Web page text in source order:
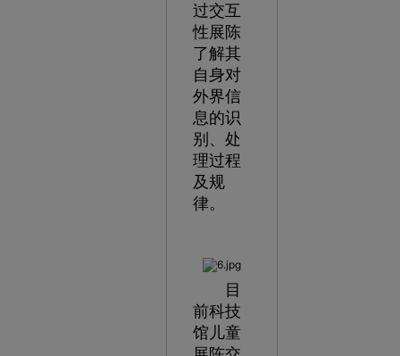
过交互
性展陈
了解其
自身对
外界信
息的识
别、处
理过程
及规
律。
目
前科技
馆儿童